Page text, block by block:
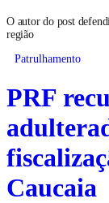
O autor do post
região
Patrulhamento
PRF
Caucaia